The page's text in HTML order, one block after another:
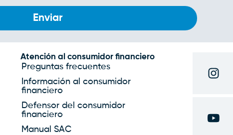
medication erectile
dysfunction pills
walmart kraze xl weight
loss reviews what is the
best medical weight
loss program most
popular weight loss
programs
proven weight loss pills
herbal supplements for
weight loss
Atención al consumidor financiero
Preguntas frecuentes
Información al consumidor
financiero
Defensor del consumidor
financiero
Manual SAC